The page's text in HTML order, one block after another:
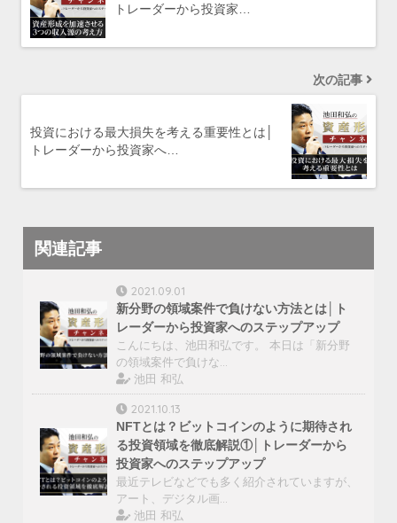
トレーダーから投資家…
次の記事
投資における最大損失を考える重要性とは│
トレーダーから投資家へ…
関連記事
2021.09.01
新分野の領域案件で負けない方法とは│ト
レーダーから投資家へのステップアップ
こんにちは、池田和弘です。 本日は「新分野
の領域案件で負けな…
池田 和弘
2021.10.13
NFTとは？ビットコインのように期待され
る投資領域を徹底解説①│トレーダーから
投資家へのステップアップ
最近テレビなどでも多く紹介されていますが、
アート、デジタル画…
池田 和弘